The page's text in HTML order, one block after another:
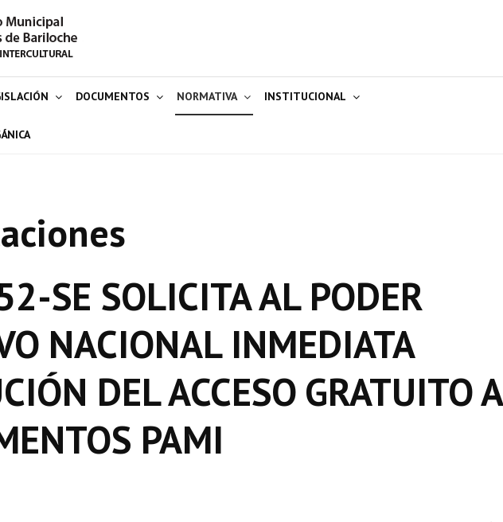
DOCUMENTOS NORMATIVA INSTITUCIONAL
SE SOLICITA AL PODER
NACIONAL INMEDIATA
DEL ACCESO GRATUITO A
PAMI